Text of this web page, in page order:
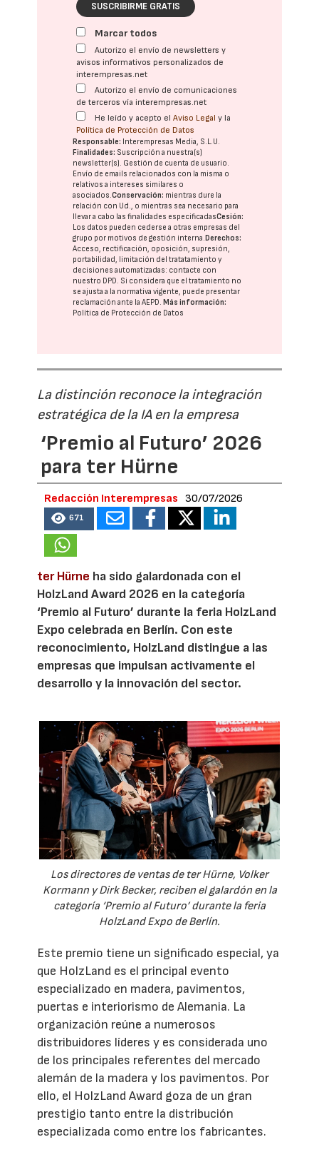
SUSCRIBIRME GRATIS
Marcar todos
Autorizo el envío de newsletters y
avisos informativos personalizados de
interempresas.net
Autorizo el envío de comunicaciones
de terceros vía interempresas.net
He leído y acepto elAviso Legal y la
Política de Protección de Datos
Responsable: Interempresas Media, S.L.U.
Finalidades: Suscripción a nuestra(s)
newsletter(s). Gestión de cuenta de usuario.
Envío de emails relacionados con la misma o
relativos a intereses similares o
asociados.Conservación: mientras dure la
relación con Ud., o mientras sea necesario para
llevar a cabo las finalidades especificadasCesión:
Los datos pueden cederse a otras empresas del
grupo por motivos de gestión interna. Derechos:
Acceso, rectificación, oposición, supresión,
portabilidad, limitación del tratatamiento y
decisiones automatizadas: contacte con
nuestro DPD. Si considera que el tratamiento no
se ajusta a la normativa vigente, puede presentar
reclamación ante laAEPD. Más información:
Política de Protección de Datos
La distinción reconoce la integración
estratégica de la IA en la empresa
‘Premio al Futuro’ 2026
para ter Hürne
Redacción Interempresas 30/07/2026
671
ter Hürne ha sido galardonada con el
HolzLand Award 2026 en la categoría
‘Premio al Futuro’ durante la feria HolzLand
Expo celebrada en Berlín. Con este
reconocimiento, HolzLand distingue a las
empresas que impulsan activamente el
desarrollo y la innovación del sector.
Los directores de ventas de ter Hürne, Volker
Kormann y Dirk Becker, reciben el galardón en la
categoría ‘Premio al Futuro’ durante la feria
HolzLand Expo de Berlín.
Este premio tiene un significado especial, ya
que HolzLand es el principal evento
especializado en madera, pavimentos,
puertas e interiorismo de Alemania. La
organización reúne a numerosos
distribuidores líderes y es considerada uno
de los principales referentes del mercado
alemán de la madera y los pavimentos. Por
ello, el HolzLand Award goza de un gran
prestigio tanto entre la distribución
especializada como entre los fabricantes.